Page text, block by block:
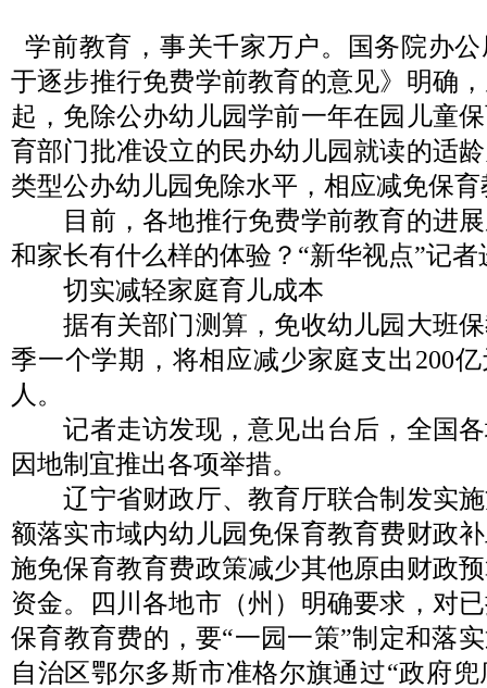
学前教育，事关千家万户。国务院办
于逐步推行免费学前教育的意见》明确
起，免除公办幼儿园学前一年在园儿童
育部门批准设立的民办幼儿园就读的适
类型公办幼儿园免除水平，相应减免保
目前，各地推行免费学前教育的进展
和家长有什么样的体验？“新华视点”记
切实减轻家庭育儿成本
据有关部门测算，免收幼儿园大班保
季一个学期，将相应减少家庭支出200
人。
记者走访发现，意见出台后，全国各
因地制宜推出各项举措。
辽宁省财政厅、教育厅联合制发实施
额落实市域内幼儿园免保育教育费财政
施免保育教育费政策减少其他原由财政
资金。四川各地市（州）明确要求，对
保育教育费的，要“一园一策”制定和落
自治区鄂尔多斯市准格尔旗通过“政府